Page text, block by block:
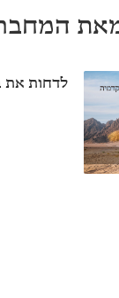
לדחות את